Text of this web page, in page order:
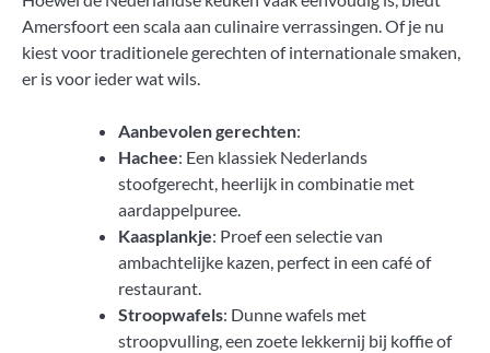
Amersfoort een scala aan culinaire verrassingen. Of je nu
kiest voor traditionele gerechten of internationale smaken,
er is voor ieder wat wils.
Aanbevolen gerechten:
Hachee: Een klassiek Nederlands
stoofgerecht, heerlijk in combinatie met
aardappelpuree.
Kaasplankje: Proef een selectie van
ambachtelijke kazen, perfect in een café of
restaurant.
Stroopwafels: Dunne wafels met
stroopvulling, een zoete lekkernij bij koffie of